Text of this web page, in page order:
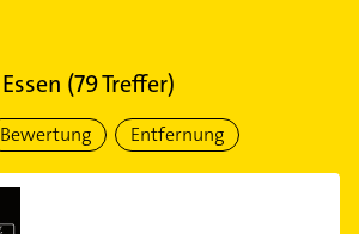
Essen (79Treffer)
Bewertung Entfernung